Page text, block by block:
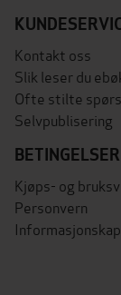
Kontakt oss
Slik leser du
Ofte stilte
Selvpublisering
BETINGELSER
Kjøps- og
Personvern